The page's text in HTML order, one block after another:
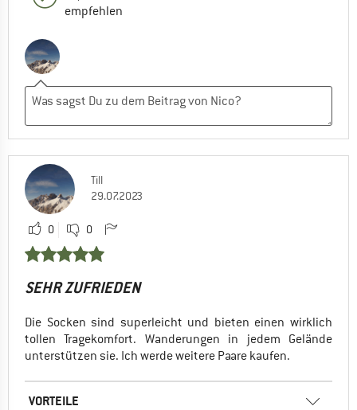
empfehlen
Till
29.07.2023
0 0
SEHR ZUFRIEDEN
Die Socken sind superleicht und bieten einen wirklich
tollen Tragekomfort. Wanderungen in jedem Gelände
unterstützen sie. Ich werde weitere Paare kaufen.
VORTEILE